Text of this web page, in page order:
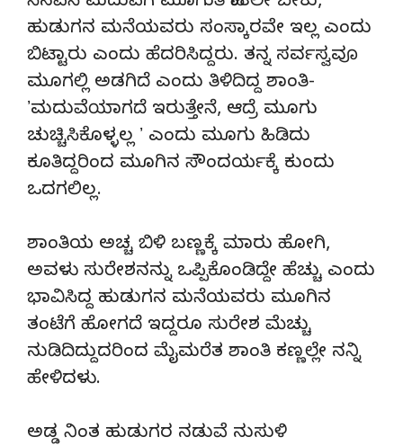
ಹುಡುಗನ ಮನೆಯವರು ಸಂಸ್ಕಾರವೇ ಇಲ್ಲ ಎಂದು
ಬಿಟ್ಟಾರು ಎಂದು ಹೆದರಿಸಿದ್ದರು. ತನ್ನ ಸರ್ವಸ್ವವೂ
ಮೂಗಲ್ಲಿ ಅಡಗಿದೆ ಎಂದು ತಿಳಿದಿದ್ದ ಶಾಂತಿ-
ʼಮದುವೆಯಾಗದೆ ಇರುತ್ತೇನೆ, ಆದ್ರೆ ಮೂಗು
ಚುಚ್ಚಿಸಿಕೊಳ್ಳಲ್ಲ ʼ ಎಂದು ಮೂಗು ಹಿಡಿದು
ಕೂತಿದ್ದರಿಂದ ಮೂಗಿನ ಸೌಂದರ್ಯಕ್ಕೆ ಕುಂದು
ಒದಗಲಿಲ್ಲ.
ಶಾಂತಿಯ ಅಚ್ಚ ಬಿಳಿ ಬಣ್ಣಕ್ಕೆ ಮಾರು ಹೋಗಿ,
ಅವಳು ಸುರೇಶನನ್ನು ಒಪ್ಪಿಕೊಂಡಿದ್ದೇ ಹೆಚ್ಚು ಎಂದು
ಭಾವಿಸಿದ್ದ ಹುಡುಗನ ಮನೆಯವರು ಮೂಗಿನ
ತಂಟೆಗೆ ಹೋಗದೆ ಇದ್ದರೂ ಸುರೇಶ ಮೆಚ್ಚು
ನುಡಿದಿದ್ದುದರಿಂದ ಮೈಮರೆತ ಶಾಂತಿ ಕಣ್ಣಲ್ಲೇ ನನ್ನಿ
ಹೇಳಿದಳು.
ಅಡ್ಡ ನಿಂತ ಹುಡುಗರ ನಡುವೆ ನುಸುಳಿ